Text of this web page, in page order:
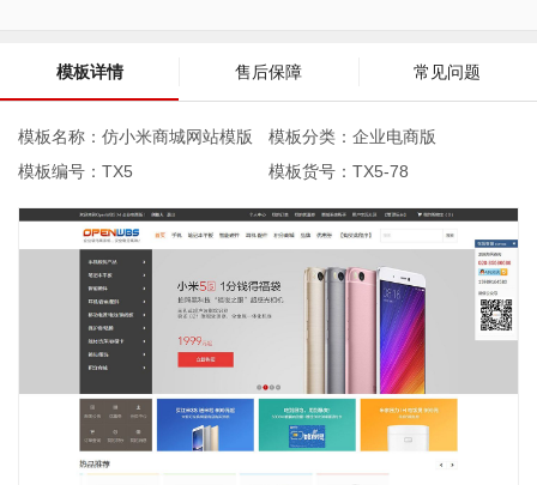
模板详情 售后保障 常见问题
模板名称：仿小米商城网站模版
模板分类：企业电商版
模板编号：TX5
模板货号： TX5-78